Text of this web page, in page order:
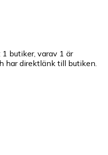
butiker, varav 1 är
har direktlänk till butiken.